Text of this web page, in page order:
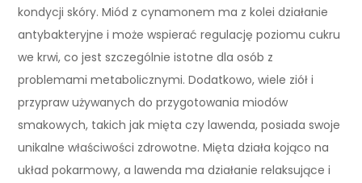
kondycji skóry. Miód z cynamonem ma z kolei działanie
antybakteryjne i może wspierać regulację poziomu cukru
we krwi, co jest szczególnie istotne dla osób z
problemami metabolicznymi. Dodatkowo, wiele ziół i
przypraw używanych do przygotowania miodów
smakowych, takich jak mięta czy lawenda, posiada swoje
unikalne właściwości zdrowotne. Mięta działa kojąco na
układ pokarmowy, a lawenda ma działanie relaksujące i